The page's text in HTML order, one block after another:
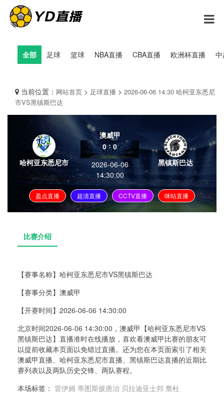
全部 足球 篮球 NBA直播 CBA直播 欧洲杯直播
当前位置： 网站首页 > 足球直播 > 2026-06-06 14:30 哈柯亚东悉尼
市VS黑镇斯巴达
哈柯亚东悉尼市
澳威甲
0:0
2026-06-06
14:30:00
黑镇斯巴达
盈点直播 超清直播 CCTV直播 咪咕直播
比赛介绍
【赛事名称】 哈柯亚东悉尼市VS黑镇斯巴达
【赛事分类】 澳威甲
【开赛时间】 2026-06-06 14:30:00
北京时间2026-06-06 14:30:00，澳威甲【哈柯亚东悉尼市VS
黑镇斯巴达】直播准时在线播放，喜欢看澳威甲比赛的朋友可
以提前收藏本页面以免错过直播。还为您在本页面索引了相关
澳威甲直播、哈柯亚东悉尼市直播、黑镇斯巴达直播的近期比
赛列表以及两队历史交锋、两队赛程。
本场标签： 雷伊姆 蒂图斯披唐治 贝拉迪亚士邦 詹杜